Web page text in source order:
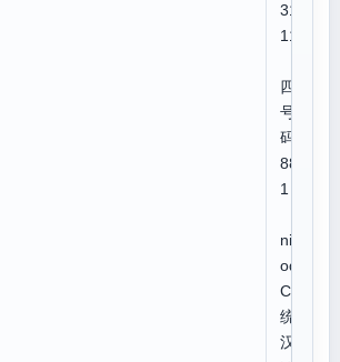
312
11
四角
号
码:9
881
1
niC
ode:
CJK
统一
汉字